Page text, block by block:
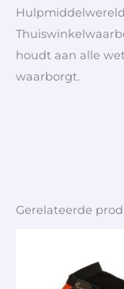
houdt aan alle
waarborgt.
Gerelateerde